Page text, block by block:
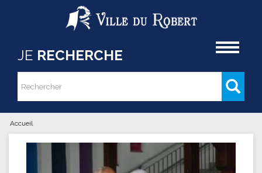
Aller au contenu principal
JE RECHERCHE
Formulaire de recherche
Rechercher
Vous êtes ici
Accueil